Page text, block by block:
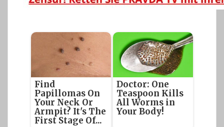
Find
Papillomas On
Your Neck Or
Armpit? It's The
First Stage Of...
Doctor: One
Teaspoon Kills
All Worms in
Your Body!